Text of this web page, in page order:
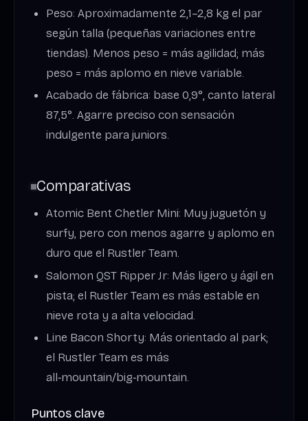
Peso: Aproximadamente 2,1–2,8 kg el par
según talla (pequeñas variaciones entre
tiendas). Menos peso = más agilidad; más
peso = más aplomo en nieve variable.
Acabado de fábrica: base 0,9°, canto lateral
87,5°. Agarre preciso con sensación
indulgente para juniors.
Comparativas
Atomic Bent Chetler Mini: Muy juguetón y
surfy, pero con menos agarre y aplomo en
duro que el Rustler Team.
Salomon QST Ripper Jr: Más ligero y ágil en
pista; el Rustler Team es más estable en
nieve rota y a alta velocidad.
Line Bacon Shorty: Más orientado al park;
el Rustler Team es más
all‑mountain/big‑mountain.
Puntos clave